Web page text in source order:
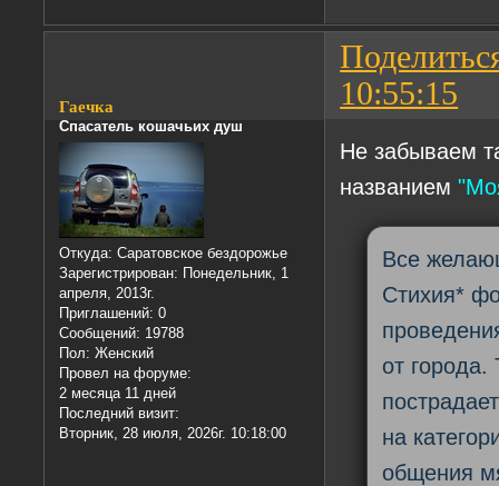
10:55:15
Гаечка
Спасатель кошачьих душ
Откуда: Саратовское бездорожье
Зарегистрирован: Понедельник, 1
апреля, 2013г.
Приглашений: 0
Сообщений: 19788
Пол: Женский
Провел на форуме:
2 месяца 11 дней
Последний визит:
Вторник, 28 июля, 2026г. 10:18:00
Не забываем
названием
Все
Стихия*
от города.
на
общения